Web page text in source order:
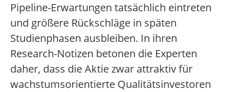
Pipeline-Erwartungen tatsächlich eintreten
und größere Rückschläge in späten
Studienphasen ausbleiben. In ihren
Research-Notizen betonen die Experten
daher, dass die Aktie zwar attraktiv für
wachstumsorientierte Qualitätsinvestoren